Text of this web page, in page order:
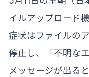
イルアップロード
症状はファイルの
停止し、「不明な
メッセージが出る